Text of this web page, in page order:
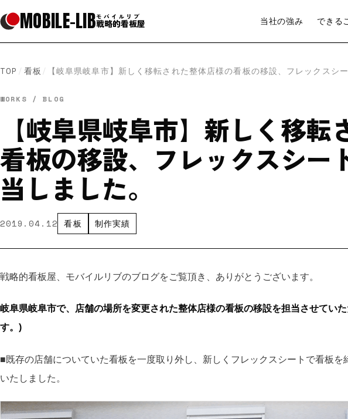
MOBILE-LIBモバイルリブ
戦略的看板屋 当社の強み できる
TOP / 看板 / 【岐阜県岐阜市】新しく移転された整体店様の看板の移設、フレックスシ
WORKS / BLOG
【岐阜県岐阜市】新しく移
看板の移設、フレックスシー
当しました。
2019.04.12 看板 制作実績
戦略的看板屋、モバイルリブのブログをご覧頂き、ありがとうございます。
岐阜県岐阜市で、店舗の場所を変更された整体店様の看板の移設を担当させてい
す。)
■既存の店舗についていた看板を一度取り外し、新しくフレックスシートで看板
いたしました。